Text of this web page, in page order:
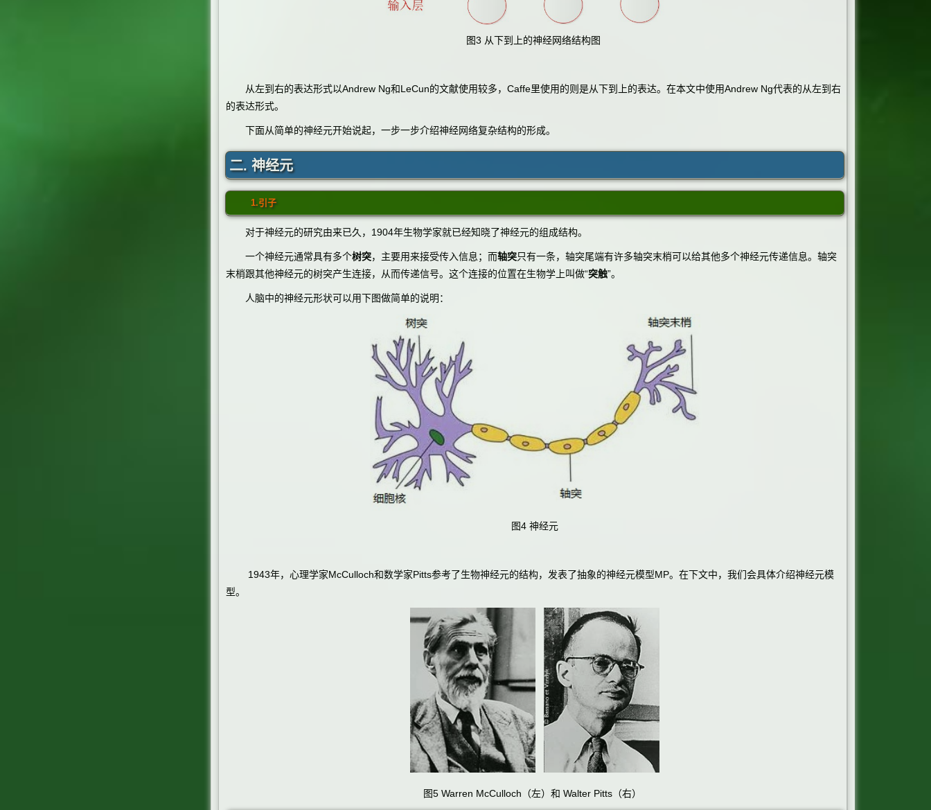
图3 从下到上的神经网络结构图
从左到右的表达形式以Andrew Ng和LeCun的文献使用较多，Caffe里使用的则是从下到上的表达。在本文中使用Andrew Ng代表的从左到右
的表达形式。
下面从简单的神经元开始说起，一步一步介绍神经网络复杂结构的形成。
二. 神经元
1.引子
对于神经元的研究由来已久，1904年生物学家就已经知晓了神经元的组成结构。
一个神经元通常具有多个树突，主要用来接受传入信息；而轴突只有一条，轴突尾端有许多轴突末梢可以给其他多个神经元传递信息。轴突
末梢跟其他神经元的树突产生连接，从而传递信号。这个连接的位置在生物学上叫做“突触”。
人脑中的神经元形状可以用下图做简单的说明：
图4 神经元
1943年，心理学家McCulloch和数学家Pitts参考了生物神经元的结构，发表了抽象的神经元模型MP。在下文中，我们会具体介绍神经元模
型。
图5 Warren McCulloch（左）和 Walter Pitts（右）